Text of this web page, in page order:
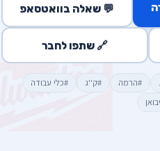
💬 שאלה בוואטסאפ
🔗 שתפו לחבר
#הרמה #ק''ג
#כלי עבודה